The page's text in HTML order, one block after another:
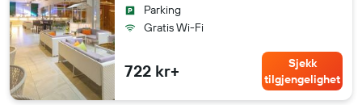
Parking
Gratis Wi-Fi
722 kr+
Sjekk
tilgjengelighet